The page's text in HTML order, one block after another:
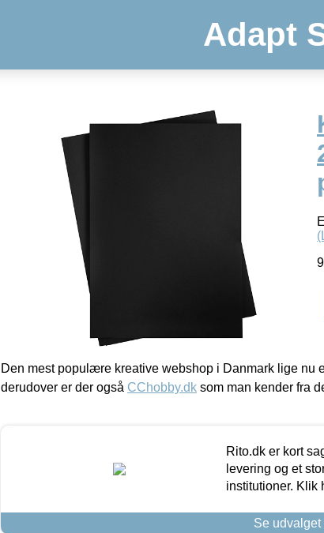
Adapt
Den mest populære kreative webshop i Danmark lige nu
derudover er der også CChobby.dk som man kender fra
Rito.dk er kort
levering og et
institutioner. Klik
Se